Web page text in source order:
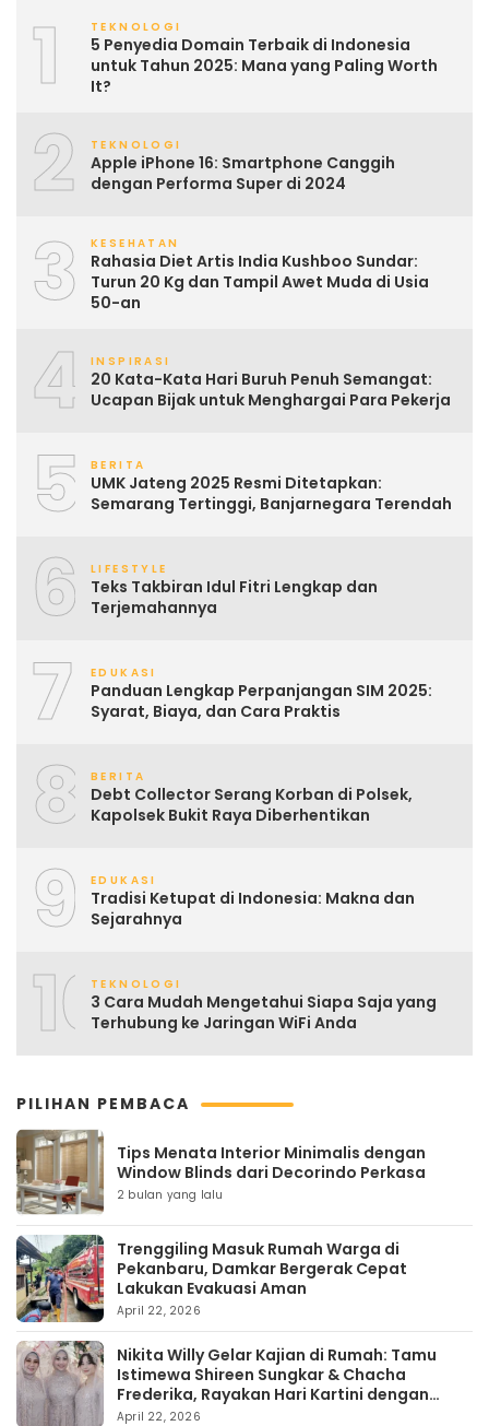
1 TEKNOLOGI
5 Penyedia Domain Terbaik di Indonesia
untuk Tahun 2025: Mana yang Paling Worth
It?
2 TEKNOLOGI
Apple iPhone 16: Smartphone Canggih
dengan Performa Super di 2024
3 KESEHATAN
Rahasia Diet Artis India Kushboo Sundar:
Turun 20 Kg dan Tampil Awet Muda di Usia
50-an
4 INSPIRASI
20 Kata-Kata Hari Buruh Penuh Semangat:
Ucapan Bijak untuk Menghargai Para Pekerja
5 BERITA
UMK Jateng 2025 Resmi Ditetapkan:
Semarang Tertinggi, Banjarnegara Terendah
6 LIFESTYLE
Teks Takbiran Idul Fitri Lengkap dan
Terjemahannya
7 EDUKASI
Panduan Lengkap Perpanjangan SIM 2025:
Syarat, Biaya, dan Cara Praktis
8 BERITA
Debt Collector Serang Korban di Polsek,
Kapolsek Bukit Raya Diberhentikan
9 EDUKASI
Tradisi Ketupat di Indonesia: Makna dan
Sejarahnya
10TEKNOLOGI
3 Cara Mudah Mengetahui Siapa Saja yang
Terhubung ke Jaringan WiFi Anda
PILIHAN PEMBACA
Tips Menata Interior Minimalis dengan
Window Blinds dari Decorindo Perkasa
2 bulan yang lalu
Trenggiling Masuk Rumah Warga di
Pekanbaru, Damkar Bergerak Cepat
Lakukan Evakuasi Aman
April 22, 2026
Nikita Willy Gelar Kajian di Rumah: Tamu
Istimewa Shireen Sungkar & Chacha
Frederika, Rayakan Hari Kartini dengan
Kehangatan
April 22, 2026